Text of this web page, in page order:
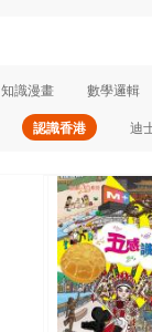
知識漫畫 數學邏輯
認識香港 迪